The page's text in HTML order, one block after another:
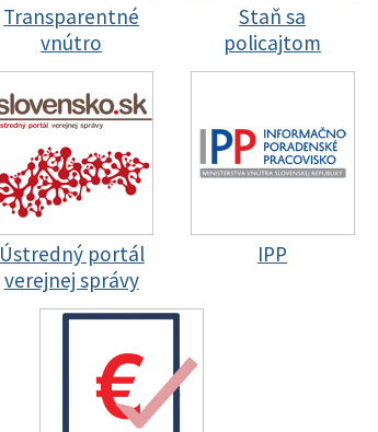
Transparentné
vnútro
Staň sa
policajtom
Ústredný portál
verejnej správy
IPP